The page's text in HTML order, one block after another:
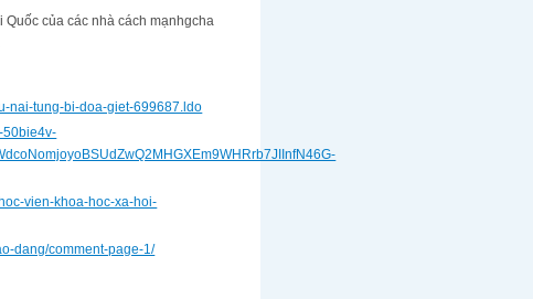
Quốc của các nhà cách mạnhgcha
nai-tung-bi-doa-giet-699687.ldo
50bie4v-
vien-khoa-hoc-xa-hoi-
dang/comment-page-1/